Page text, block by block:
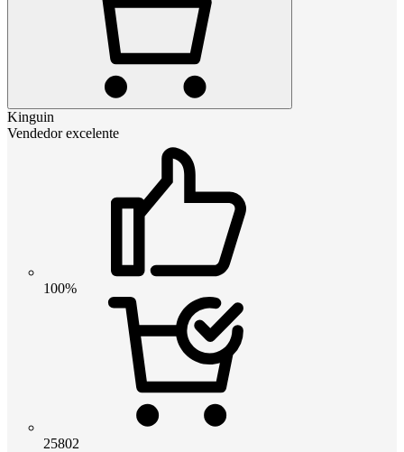
Kinguin
Vendedor excelente
100%
25802